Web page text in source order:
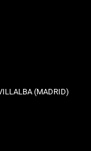
(MADRID)